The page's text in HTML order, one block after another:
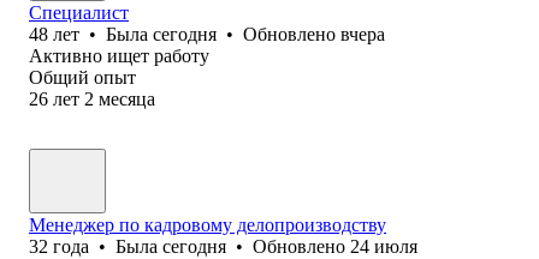
Специалист
48 лет • Была сегодня • Обновлено вчера
Активно ищет работу
Общий опыт
26 лет 2 месяца
Менеджер по кадровому делопроизводству
32 года • Была сегодня • Обновлено 24 июля